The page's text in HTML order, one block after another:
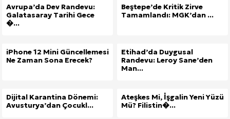
Avrupa’da Dev Randevu:
Galatasaray Tarihi Gece
�...
Beştepe’de Kritik Zirve
Tamamlandı: MGK’dan ...
iPhone 12 Mini Güncellemesi
Ne Zaman Sona Erecek?
Etihad’da Duygusal
Randevu: Leroy Sane’den
Man...
Dijital Karantina Dönemi:
Avusturya’dan Çocukl...
Ateşkes Mi, İşgalin Yeni Yüzü
Mü? Filistin�...